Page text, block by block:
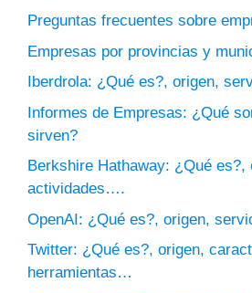
Preguntas frecuentes sobre
Empresas por provincias y
Iberdrola: ¿Qué es?, origen,
Informes de Empresas: ¿Qué
sirven?
Berkshire Hathaway: ¿Qué es?,
actividades….
OpenAI: ¿Qué es?, origen,
Twitter: ¿Qué es?, origen,
herramientas…